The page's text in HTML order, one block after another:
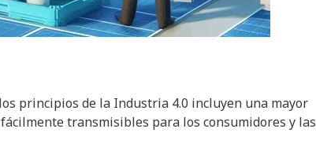
principios de la Industria 4.0 incluyen una mayor
transmisibles para los consumidores y las